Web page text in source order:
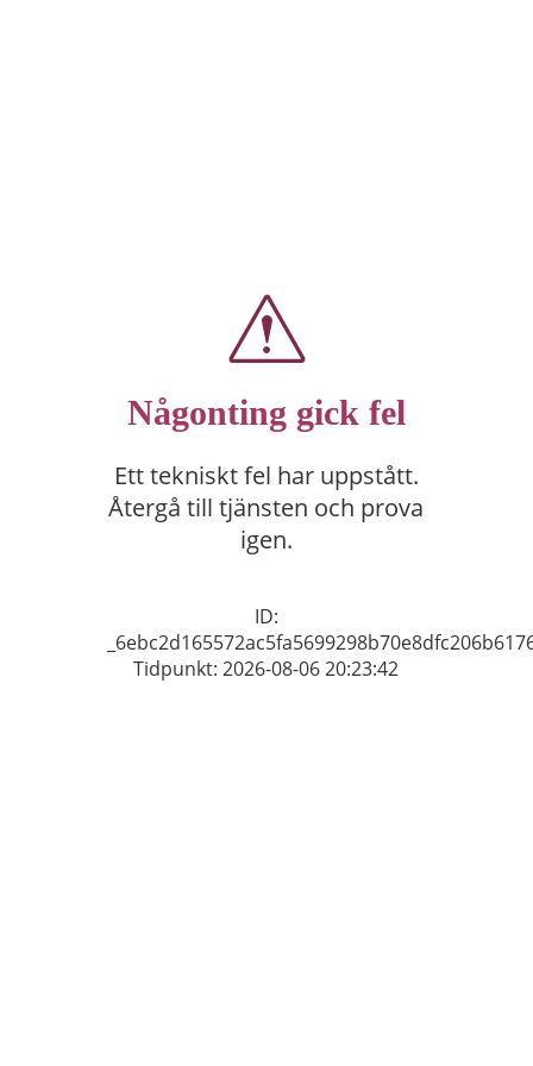
Någonting gick fel
Ett tekniskt fel har uppstått.
Återgå till tjänsten och prova
igen.
ID:
Tidpunkt: 2026-08-06 20:23:42